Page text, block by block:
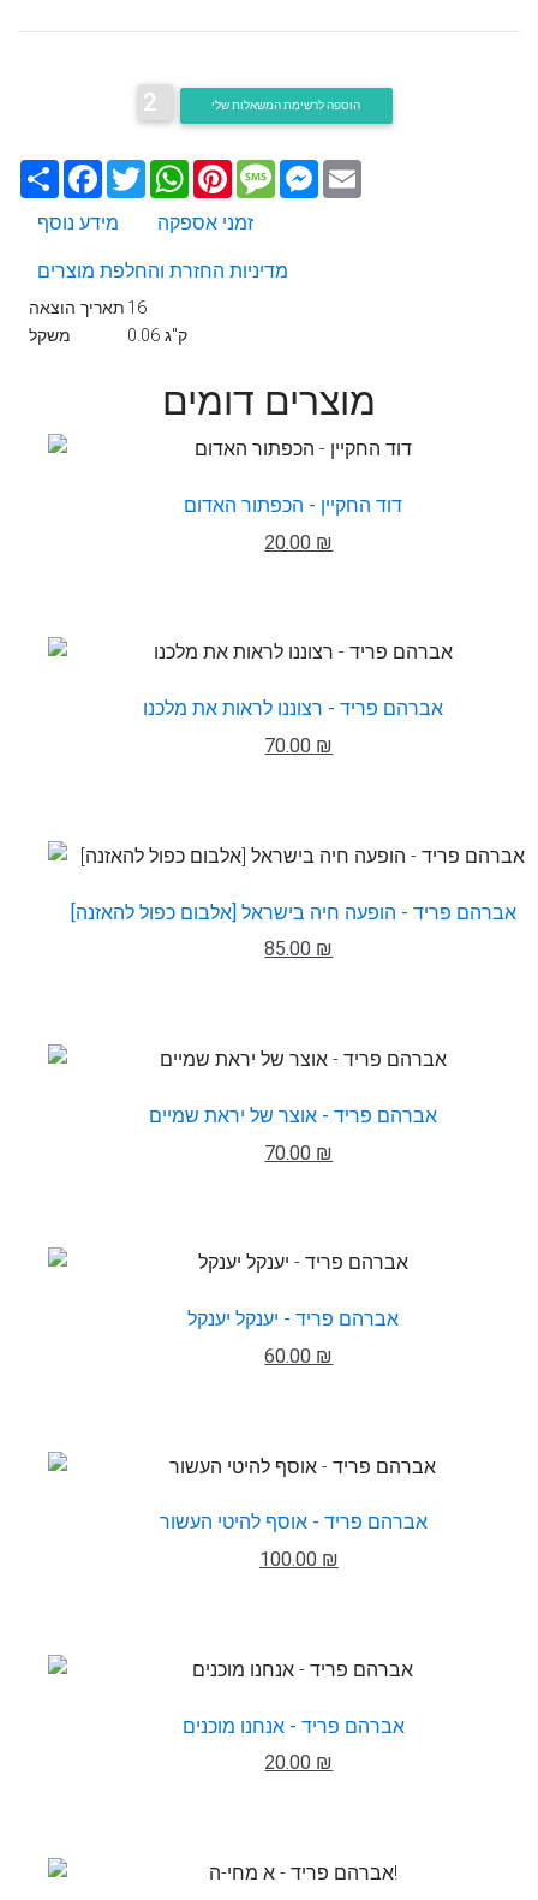
2 הוספה לרשימת המשאלות שלי
שתף Facebook
TwitterWhatsApp
PinterestMessageMessenger
מידע נוסף
זמני אספקה
מדיניות החזרת והחלפת מוצרים
תאריך הוצאה 16
משקל
0.06 ק"ג
מוצרים דומים
דוד החקיין - הכפתור האדום
20.00 ₪
אברהם פריד - רצוננו לראות את מלכנו
70.00 ₪
אברהם פריד - הופעה חיה בישראל [אלבום כפול להאזנה]
85.00 ₪
אברהם פריד - אוצר של יראת שמיים
70.00 ₪
אברהם פריד - יענקל יענקל
60.00 ₪
אברהם פריד - אוסף להיטי העשור
100.00 ₪
אברהם פריד - אנחנו מוכנים
20.00 ₪